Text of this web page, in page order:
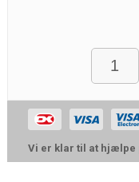
Vi er klar til at hjælpe